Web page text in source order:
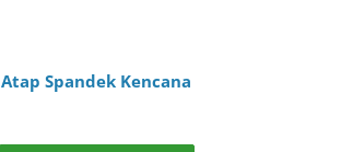
Atap Spandek Kencana